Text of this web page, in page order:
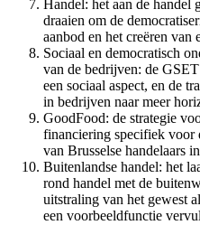
Handel: het aan de handel
draaien om de
aanbod en het creëren van
Sociaal en democratisch
van de bedrijven: de
een sociaal aspect, en de
in bedrijven naar meer
GoodFood: de strategie
financiering specifiek voor
van Brusselse handelaars
Buitenlandse handel: het
rond handel met de
uitstraling van het gewest
een voorbeeldfunctie